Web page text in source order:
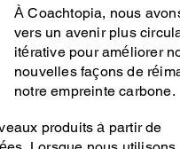
À Coachtopia, nous
vers un avenir plus
itérative pour améliorer
nouvelles façons de
notre empreinte carbone.
été conçu avec l’intention
premières vierges,
% des émissions de gaz
produits à partir de